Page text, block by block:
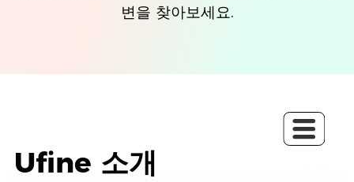
변을 찾아보세요.
Ufine 소개